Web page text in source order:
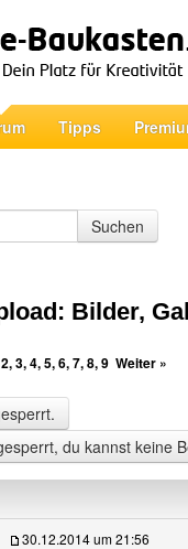
Tipps
Suchen
Bilder,
2,3,4,5,6,7,8,9 Weiter »
du kannst keine
30.12.2014 um 21:56